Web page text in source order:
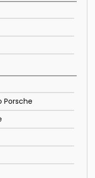
Porsche